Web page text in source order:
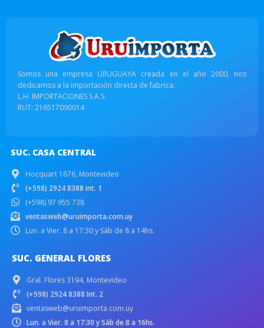
Somos una empresa URUGUAYA creada en el año 2000, nos
dedicamos a la importación directa de fabrica.
L.H. IMPORTACIONES S.A.S.
RUT: 216517090014
SUC. CASA CENTRAL
Hocquart 1676, Montevideo
(+598) 2924 8388 int. 1
(+598) 97 955 738
ventasweb@uruimporta.com.uy
Lun. a Vier. 8 a 17:30 y Sáb de 8 a 14hs.
SUC. GENERAL FLORES
Gral. Flores 3194, Montevideo
(+598) 2924 8388 Int. 2
ventasweb@uruimporta.com.uy
Lun. a Vier. 8 a 17:30 y Sáb de 8 a 16hs.